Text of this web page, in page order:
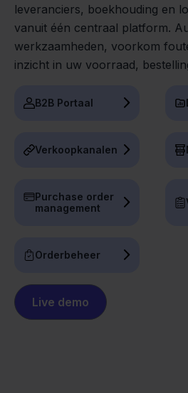
leveranciers, boekhouding en
vanuit één centraal platform.
werkzaamheden, voorkom
inzicht in uw voorraad,
B2B Portaal
Verkoopkanalen
Purchase order
management
Orderbeheer
Live demo